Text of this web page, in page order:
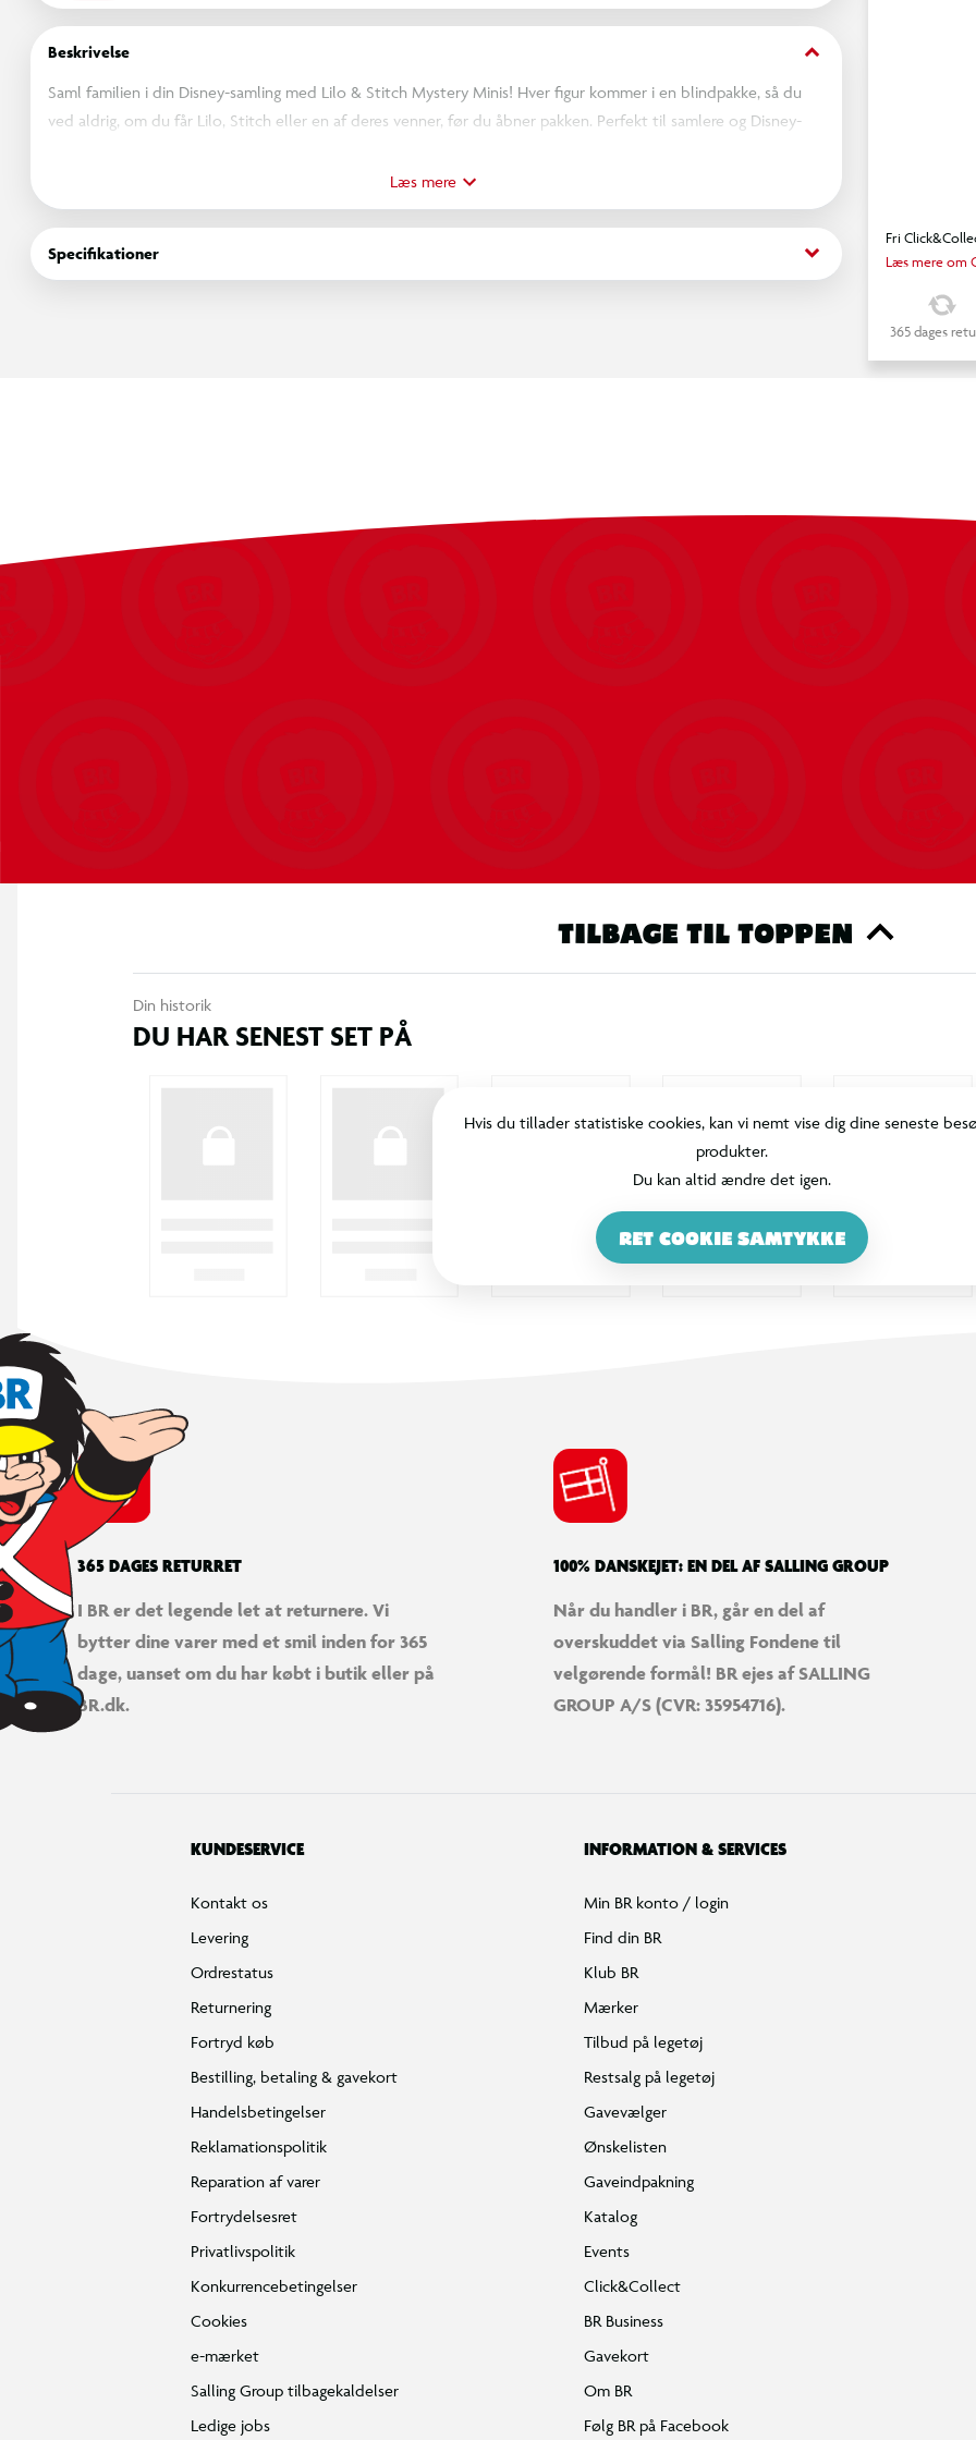
Beskrivelse keyboard_arrow_down
Saml familien i din Disney-samling med Lilo & Stitch Mystery Minis! Hver figur kommer i en blindpakke, så du
ved aldrig, om du får Lilo, Stitch eller en af deres venner, før du åbner pakken. Perfekt til samlere og Disney-
Læs mere
Specifikationer keyboard_arrow_down
Fri
Læs mere om
365 dages
TILBAGE TIL TOPPEN
Din historik
DU HAR SENEST SET PÅ
Hvis du tillader statistiske cookies, kan vi nemt vise dig dine seneste
produkter.
Du kan altid ændre det igen.
RET COOKIE SAMTYKKE
365 DAGES RETURRET
I BR er det legende let at returnere. Vi
bytter dine varer med et smil inden for 365
dage, uanset om du har købt i butik eller på
BR.dk.
100% DANSKEJET: EN DEL AF SALLING GROUP
Når du handler i BR, går en del af
overskuddet via Salling Fondene til
velgørende formål! BR ejes af SALLING
GROUP A/S (CVR: 35954716).
KUNDESERVICE
Kontakt os
Levering
Ordrestatus
Returnering
Fortryd køb
Bestilling, betaling & gavekort
Handelsbetingelser
Reklamationspolitik
Reparation af varer
Fortrydelsesret
Privatlivspolitik
Konkurrencebetingelser
Cookies
e-mærket
Salling Group tilbagekaldelser
Ledige jobs
INFORMATION & SERVICES
Min BR konto / login
Find din BR
Klub BR
Mærker
Tilbud på legetøj
Restsalg på legetøj
Gavevælger
Ønskelisten
Gaveindpakning
Katalog
Events
Click&Collect
BR Business
Gavekort
Om BR
Følg BR på Facebook